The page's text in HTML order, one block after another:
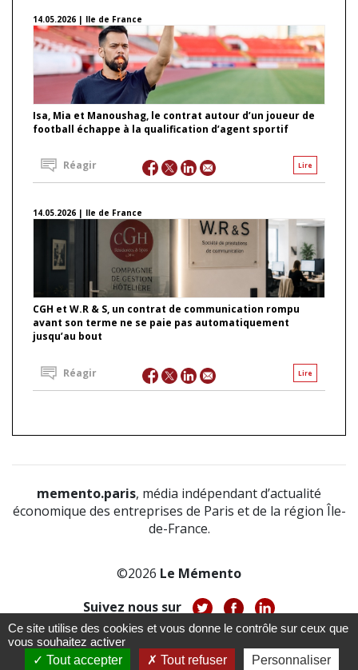
14.05.2026 | Ile de France
Isa, Mia et Manoushag, le contrat autour d’un joueur de
football échappe à la qualification d’agent sportif
Lire
Réagir
14.05.2026 | Ile de France
CGH et W.R & S, un contrat de communication rompu
avant son terme ne se paie pas automatiquement
jusqu’au bout
Lire
Réagir
memento.paris, média indépendant d’actualité
économique des entreprises de Paris et de la région Île-
de-France.
©2026 Le Mémento
Suivez nous sur
À propos-Notice légale
CGV-CGU
Ce site utilise des cookies et vous donne le contrôle sur ceux que
vous souhaitez activer
Tout accepter
Tout refuser Personnaliser